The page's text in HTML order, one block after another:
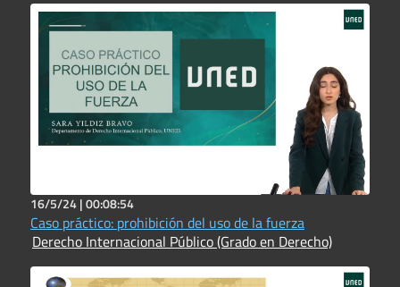
16/5/24 |00:08:54
Caso práctico: prohibición del uso de la fuerza
Derecho Internacional Público (Grado en Derecho)